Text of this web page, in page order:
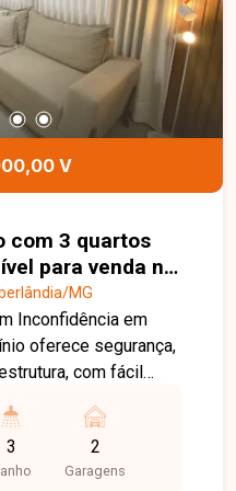
cascata e ducha e
sua visita para
V
com 3 quartos
para venda no
em
MG
Inconfidência em
oferece segurança,
com fácil
ideal para quem
por sala ampla em 2
3 2
Garagens